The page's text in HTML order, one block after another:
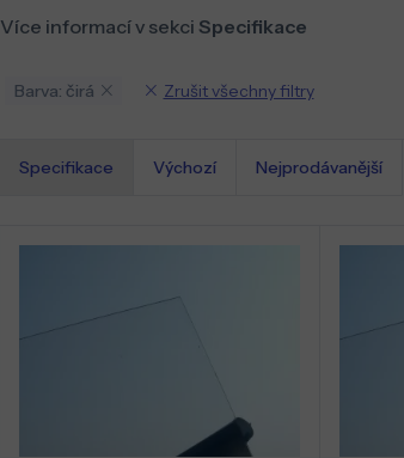
Více informací v sekci Specifikace
Barva: čirá Zrušit všechny filtry
Specifikace Výchozí Nejprodávanější